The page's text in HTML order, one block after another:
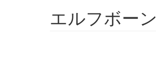
エルフボーン